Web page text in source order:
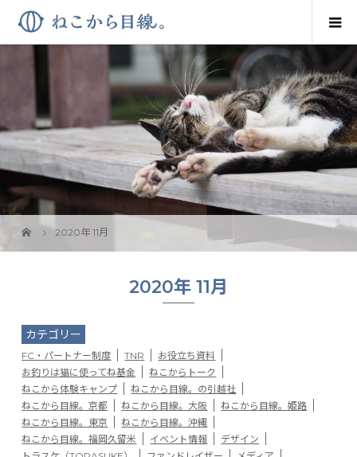
2020年 11月
2020年 11月
カテゴリー
FC・パートナー制度 TNR
お役立ち資料
お釣りは猫に使ってね基金
ねこからトーク
ねこから体験キャンプ
ねこから目線。の引越社
ねこから目線。京都
ねこから目線。大阪
ねこから目線。姫路
ねこから目線。東京
ねこから目線。沖縄
ねこから目線。福岡久留米
イベント情報
デザイン